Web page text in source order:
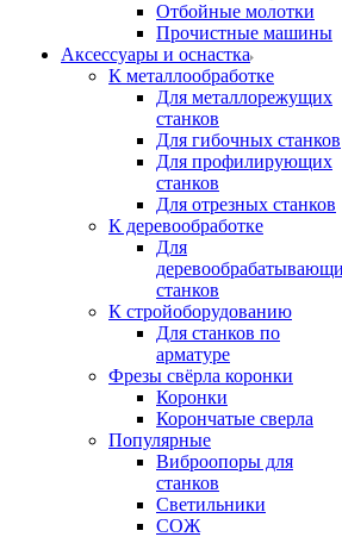
Отбойные молотки
Прочистные машины
Аксeccyapы и оснастка
К металлообработке
Для металлорежущих
станков
Для гибочных станков
Для профилирующих
станков
Для отрезных станков
К деревообработке
Для
станков
К стройоборудованию
Для станков по
арматуре
Фрезы свёрла коронки
Коронки
Корончатые сверла
Популярные
Виброопоры для
станков
Светильники
СОЖ